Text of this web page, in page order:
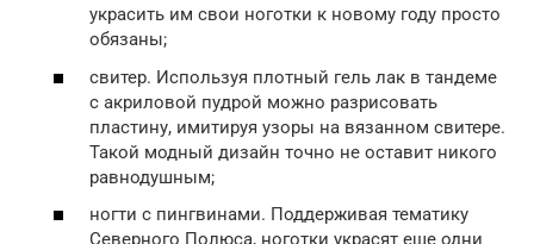
украсить им свои ноготки к новому году просто
обязаны;
свитер. Используя плотный гель лак в тандеме
с акриловой пудрой можно разрисовать
пластину, имитируя узоры на вязанном свитере.
Такой модный дизайн точно не оставит никого
равнодушным;
ногти с пингвинами. Поддерживая тематику
Северного Полюса, ноготки украсят еще одни